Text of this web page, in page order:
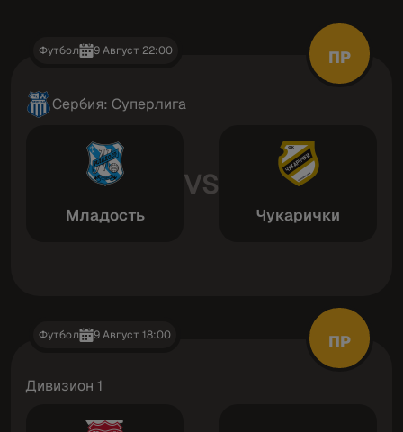
Футбол 9 Август 22:00 ПР
Сербия: Суперлига
Младость
VS
Чукарички
Футбол 9 Август 18:00 ПР
Дивизион 1